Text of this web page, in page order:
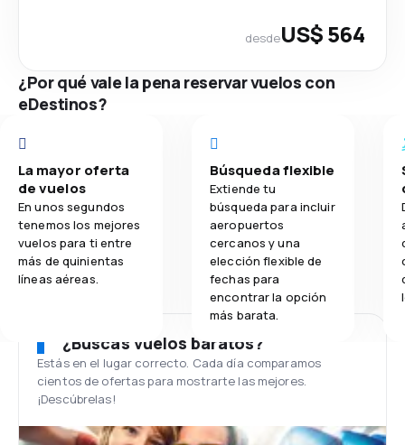
desdeUS$ 564
¿Por qué vale la pena reservar vuelos con
eDestinos?
La mayor oferta
de vuelos
En unos segundos
tenemos los mejores
vuelos para ti entre
más de quinientas
líneas aéreas.
Búsqueda flexible
Extiende tu
búsqueda para incluir
aeropuertos
cercanos y una
elección flexible de
fechas para
encontrar la opción
más barata.
¿Buscas vuelos baratos?
Estás en el lugar correcto. Cada día comparamos
cientos de ofertas para mostrarte las mejores.
¡Descúbrelas!